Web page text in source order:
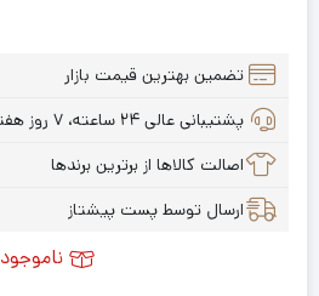
تضمین بهترین قیمت بازار
پشتیبانی عالی ۲۴ ساعته، ۷ روز هفته
اصالت کالاها از برترین برندها
ارسال توسط پست پیشتاز
ناموجود